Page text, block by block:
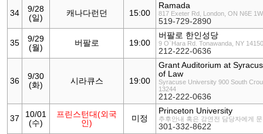
34
9/28
(일)
캐나다런던 15:00
Ramada
817 Exeter Rd, London, ON N6E
519-729-2890
35
9/29
(월)
버팔로 19:00
버팔로 한인성당
9 O`Hara Rd. Tonawanda, NY 14150
212-222-0636
36
9/30
(화)
시라큐스 19:00
Grant Auditorium at
of Law
Syracuse University 900 South
13244
212-222-0636
37
10/01
(수)
프린스턴대(외국
인)
미정
Princeton University
추후안내 혹은 강연전 담당자에게
301-332-8622